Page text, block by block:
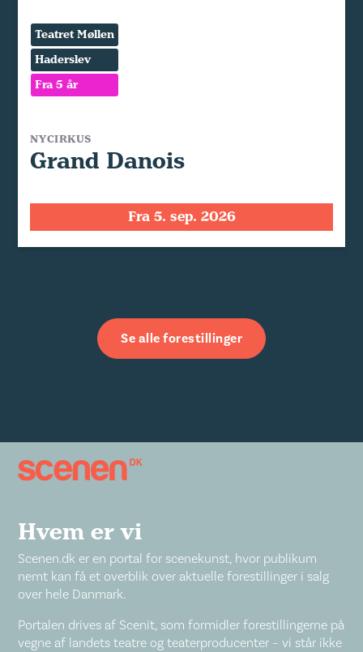
Teatret Møllen
Haderslev
Fra 5 år
NYCIRKUS
Grand Danois
Fra 5. sep. 2026
Se alle forestillinger
Hvem er vi
Scenen.dk er en portal for scenekunst, hvor publikum
nemt kan få et overblik over aktuelle forestillinger i salg
over hele Danmark.
Portalen drives af Scenit, som formidler forestillingerne på
vegne af landets teatre og teaterproducenter – vi står ikke